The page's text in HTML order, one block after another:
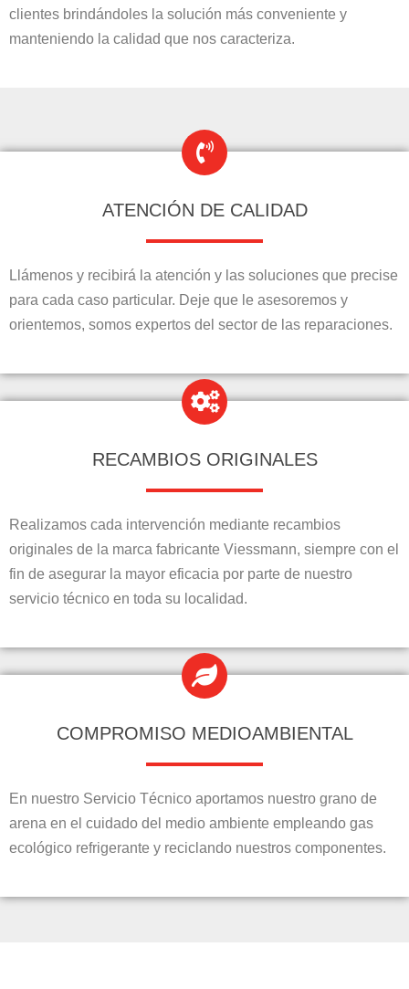
clientes brindándoles la solución más conveniente y
manteniendo la calidad que nos caracteriza.
ATENCIÓN DE CALIDAD
Llámenos y recibirá la atención y las soluciones que precise
para cada caso particular. Deje que le asesoremos y
orientemos, somos expertos del sector de las reparaciones.
RECAMBIOS ORIGINALES
Realizamos cada intervención mediante recambios
originales de la marca fabricante Viessmann, siempre con el
fin de asegurar la mayor eficacia por parte de nuestro
servicio técnico en toda su localidad.
COMPROMISO MEDIOAMBIENTAL
En nuestro Servicio Técnico aportamos nuestro grano de
arena en el cuidado del medio ambiente empleando gas
ecológico refrigerante y reciclando nuestros componentes.